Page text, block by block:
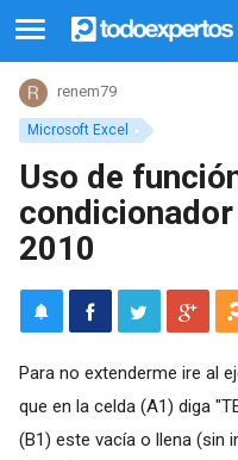
Microsoft Excel
renem79
Uso de
2010
Para no extenderme ire al
que en la celda (A1) diga
(B1) este vacía o llena (sin